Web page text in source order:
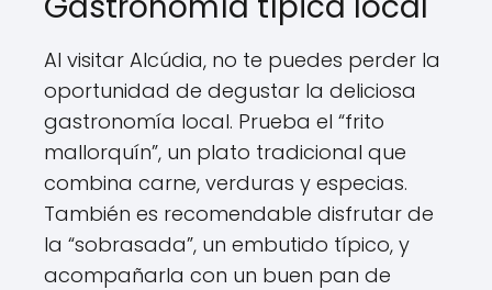
Al visitar Alcúdia, no te puedes perder la
oportunidad de degustar la deliciosa
gastronomía local. Prueba el “frito
mallorquín”, un plato tradicional que
combina carne, verduras y especias.
También es recomendable disfrutar de
la “sobrasada”, un embutido típico, y
acompañarla con un buen pan de